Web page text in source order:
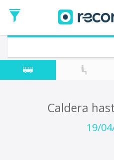
de
Ida
Vuelta (opcional)
Fecha
de
Caldera
19/